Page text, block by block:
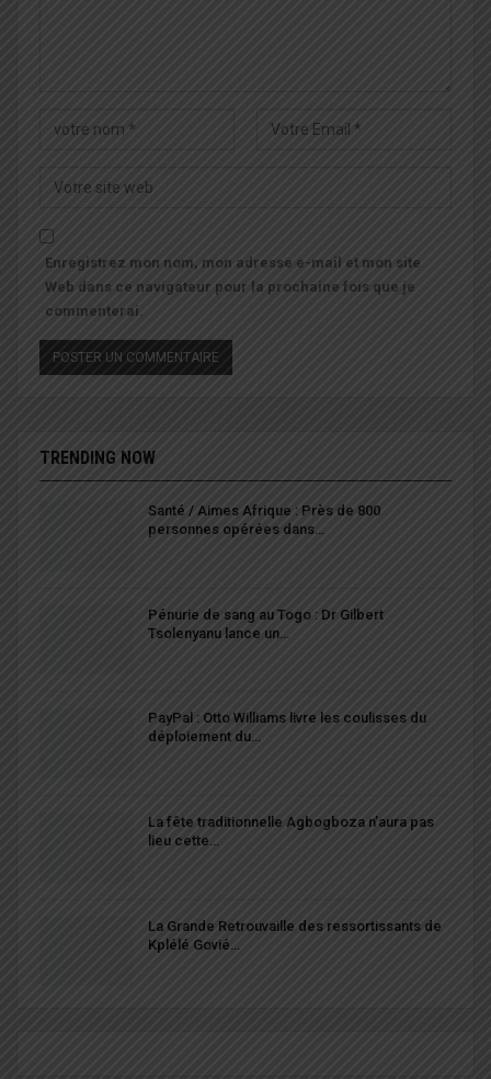
Enregistrez mon nom, mon adresse e-mail et mon site
Web dans ce navigateur pour la prochaine fois que je
commenterai.
TRENDING NOW
Santé / Aimes Afrique : Près de 800
personnes opérées dans…
Pénurie de sang au Togo : Dr Gilbert
Tsolenyanu lance un…
PayPal : Otto Williams livre les coulisses du
déploiement du…
La fête traditionnelle Agbogboza n’aura pas
lieu cette…
La Grande Retrouvaille des ressortissants de
Kplélé Govié…